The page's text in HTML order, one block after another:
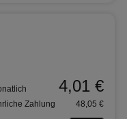
4,01 €
Zahlung 48,05 €